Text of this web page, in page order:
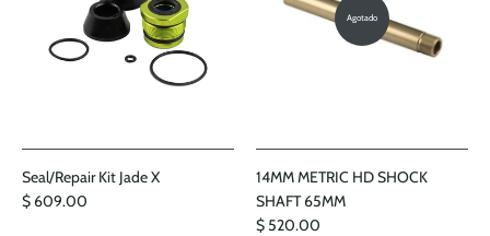
Seal/Repair Kit Jade X
$ 609.00
Agotado
14MM METRIC HD SHOCK
SHAFT 65MM
$ 520.00